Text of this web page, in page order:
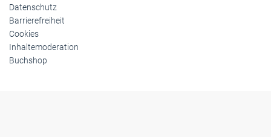
Datenschutz
Barrierefreiheit
Cookies
Inhaltemoderation
Buchshop